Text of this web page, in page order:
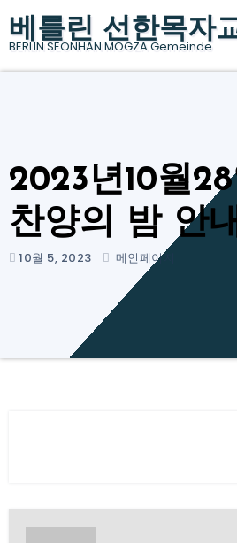
Skip
to베를린 선한목자
BERLIN SEONHAN MOGZA Gemeinde
2023년10월
찬양의 밤 안내
10월 5, 2023 메인페이지